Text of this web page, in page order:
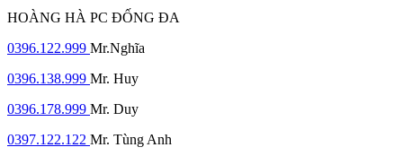
HOÀNG HÀ PC ĐỐNG ĐA
0396.122.999 Mr.Nghĩa
0396.138.999 Mr. Huy
0396.178.999 Mr. Duy
0397.122.122 Mr. Tùng Anh